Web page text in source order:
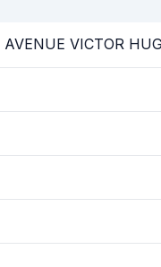
AVENUE VICTOR